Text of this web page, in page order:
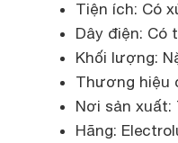
Tiện ích: Có
Dây điện: Có
Khối lượng:
Thương hiệu
Nơi sản xuất:
Hãng: